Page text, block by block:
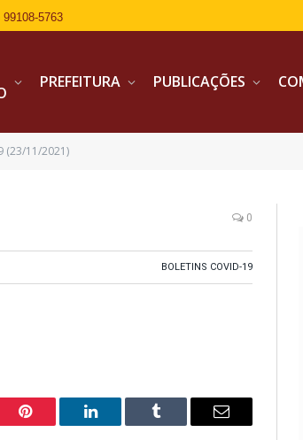
99108-5763
PREFEITURA PUBLICAÇÕES
(23/11/2021)
0
BOLETINS COVID-19
Pinterest LinkedIn Tumblr
E-